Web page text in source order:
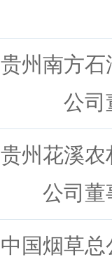
贵州南方
公司
贵州花溪
公司董
中国烟草